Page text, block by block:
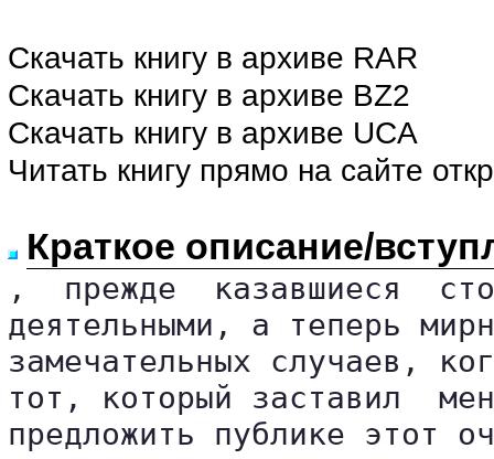
Скачать книгу в архиве RAR
Скачать книгу в архиве BZ2
Скачать книгу в архиве UCA
Читать книгу прямо на сайте
Краткое описание/
,  прежде  казавшиеся
деятельными, а теперь
замечательных случаев,
тот, который заставил
предложить публике этот